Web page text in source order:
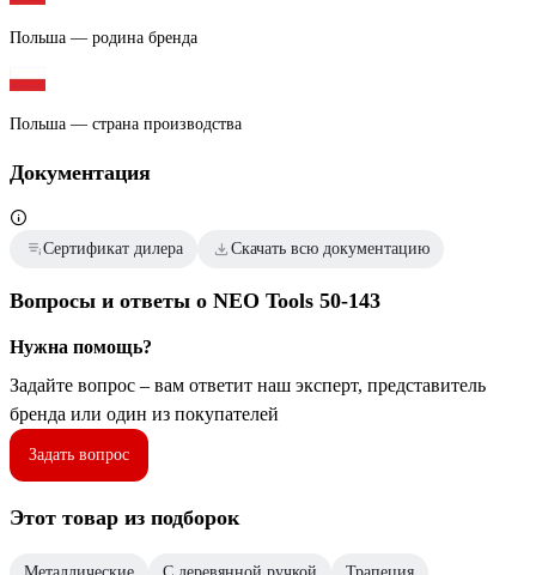
Польша — родина бренда
Польша — страна производства
Документация
Сертификат дилера Скачать всю документацию
Вопросы и ответы о NEO Tools 50-143
Нужна помощь?
Задайте вопрос – вам ответит наш эксперт, представитель
бренда или один из покупателей
Задать вопрос
Этот товар из подборок